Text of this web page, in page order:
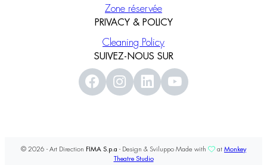
Zone réservée
PRIVACY & POLICY
Cleaning Policy
SUIVEZ-NOUS SUR
© 2026 - Art Direction FIMA S.p.a - Design & Sviluppo Made with at Monkey
Theatre Studio